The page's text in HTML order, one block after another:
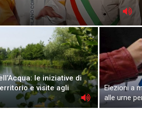
le iniziative di
e visite agli
Elezioni a
alle urne